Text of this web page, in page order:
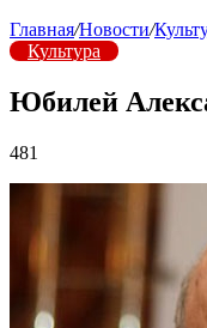
Главная/Новости/
Культура
Юбилей
481